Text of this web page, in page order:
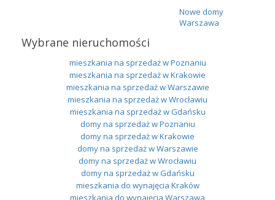
Nowe domy
Warszawa
Wybrane nieruchomości
mieszkania na sprzedaż w Poznaniu
mieszkania na sprzedaż w Krakowie
mieszkania na sprzedaż w Warszawie
mieszkania na sprzedaż w Wrocławiu
mieszkania na sprzedaż w Gdańsku
domy na sprzedaż w Poznaniu
domy na sprzedaż w Krakowie
domy na sprzedaż w Warszawie
domy na sprzedaż w Wrocławiu
domy na sprzedaż w Gdańsku
mieszkania do wynajęcia Kraków
mieszkania do wynajęcia Warszawa